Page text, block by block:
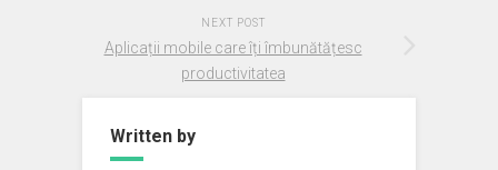
NEXT POST
Aplicații mobile care îți îmbunătățesc
productivitatea
Written by